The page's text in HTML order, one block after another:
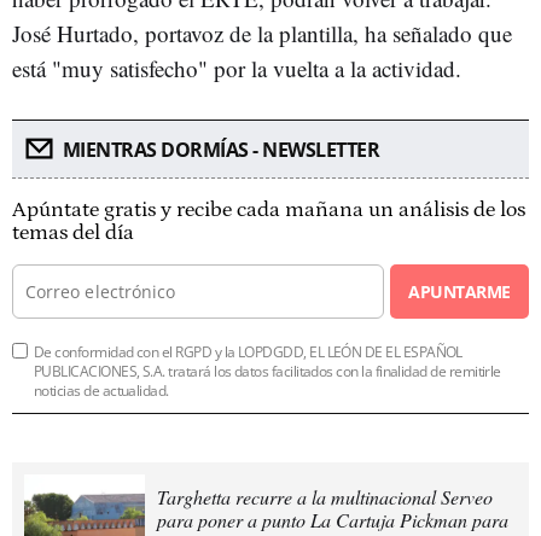
José Hurtado, portavoz de la plantilla, ha señalado que
está "muy satisfecho" por la vuelta a la actividad.
MIENTRAS DORMÍAS - NEWSLETTER
Apúntate gratis y recibe cada mañana un análisis de los
temas del día
APUNTARME
De conformidad con el RGPD y la LOPDGDD, EL LEÓN DE EL ESPAÑOL
PUBLICACIONES, S.A. tratará los datos facilitados con la finalidad de remitirle
noticias de actualidad.
Targhetta recurre a la multinacional Serveo
para poner a punto La Cartuja Pickman para